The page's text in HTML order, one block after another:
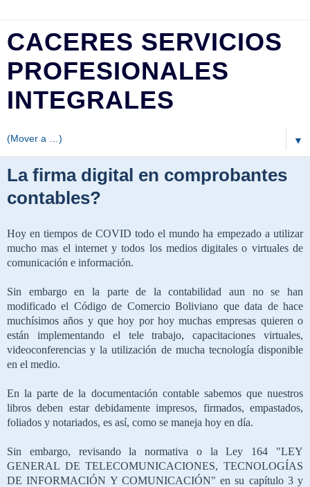
CACERES SERVICIOS
PROFESIONALES
INTEGRALES
▼
La firma digital en comprobantes
contables?
Hoy en tiempos de COVID todo el mundo ha empezado a utilizar
mucho mas el internet y todos los medios digitales o virtuales de
comunicación e información.
Sin embargo en la parte de la contabilidad aun no se han
modificado el Código de Comercio Boliviano que data de hace
muchísimos años y que hoy por hoy muchas empresas quieren o
están implementando el tele trabajo, capacitaciones virtuales,
videoconferencias y la utilización de mucha tecnología disponible
en el medio.
En la parte de la documentación contable sabemos que nuestros
libros deben estar debidamente impresos, firmados, empastados,
foliados y notariados, es así, como se maneja hoy en día.
Sin embargo, revisando la normativa o la Ley 164 "LEY
GENERAL DE TELECOMUNICACIONES, TECNOLOGÍAS
DE INFORMACIÓN Y COMUNICACIÓN" en su capítulo 3 y